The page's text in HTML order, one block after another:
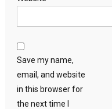
Save my name,
email, and website
in this browser for
the next time I